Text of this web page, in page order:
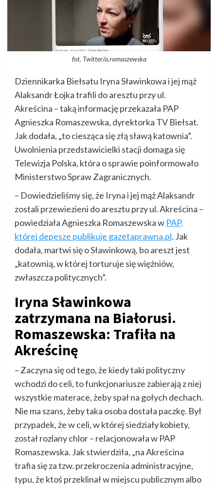
fot. Twitter/a.romaszewska
Dziennikarka Biełsatu Iryna Sławinkowa i jej mąż
Alaksandr Łojka trafili do aresztu przy ul.
Akreścina – taką informację przekazała PAP
Agnieszka Romaszewska, dyrektorka TV Biełsat.
Jak dodała, „to ciesząca się złą sławą katownia”.
Uwolnienia przedstawicielki stacji domaga się
Telewizja Polska, która o sprawie poinformowało
Ministerstwo Spraw Zagranicznych.
– Dowiedzieliśmy się, że Iryna i jej mąż Alaksandr
zostali przewiezieni do aresztu przy ul. Akreścina –
powiedziała Agnieszka Romaszewska w PAP,
której depesze publikuje gazetaprawna.pl. Jak
dodała, martwi się o Sławinkową, bo areszt jest
„katownią, w której torturuje się więźniów,
zwłaszcza politycznych”.
Iryna Sławinkowa
zatrzymana na Białorusi.
Romaszewska: Trafiła na
Akreścinę
– Zaczyna się od tego, że kiedy taki polityczny
wchodzi do celi, to funkcjonariusze zabierają z niej
wszystkie materace, żeby spał na gołych dechach.
Nie ma szans, żeby taka osoba dostała paczkę. Był
przypadek, że w celi, w której siedziały kobiety,
został rozlany chlor – relacjonowała w PAP
Romaszewska. Jak stwierdziła, „na Akreścina
trafia się za tzw. przekroczenia administracyjne,
typu, że ktoś przeklinał w miejscu publicznym albo